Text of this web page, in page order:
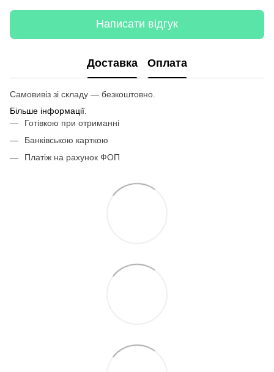
Написати відгук
Доставка Оплата
Самовивіз зі складу — безкоштовно.
Більше інформації
Готівкою при отриманні
Банківською карткою
Платіж на рахунок ФОП